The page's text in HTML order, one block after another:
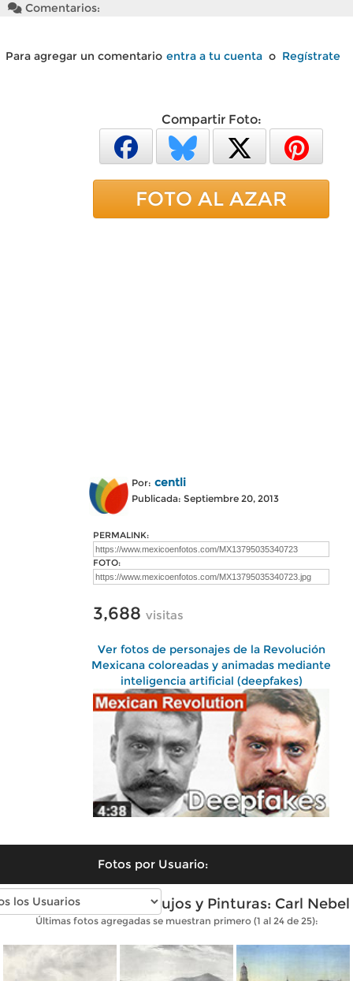
Comentarios:
Para agregar un comentario entra a tu cuenta o Regístrate
Compartir Foto:
FOTO AL AZAR
Por: centli
Publicada: Septiembre 20, 2013
PERMALINK:
FOTO:
3,688 visitas
Ver fotos de personajes de la Revolución
Mexicana coloreadas y animadas mediante
inteligencia artificial (deepfakes)
Fotos por Usuario:
Fotos antiguas de Dibujos y Pinturas: Carl Nebel
Últimas fotos agregadas se muestran primero (1 al 24 de 25):